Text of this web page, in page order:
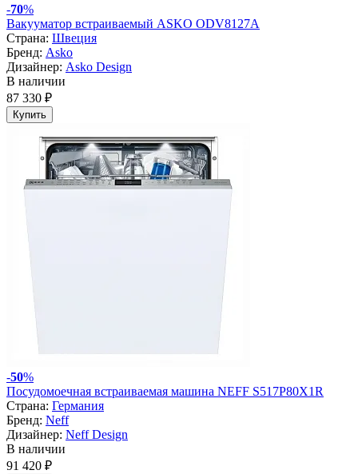
-70%
Вакууматор встраиваемый ASKO ODV8127A
Страна: Швеция
Бренд: Asko
Дизайнер: Asko Design
В наличии
87 330 ₽
Купить
-50%
Посудомоечная встраиваемая машина NEFF S517P80X1R
Страна: Германия
Бренд: Neff
Дизайнер: Neff Design
В наличии
91 420 ₽